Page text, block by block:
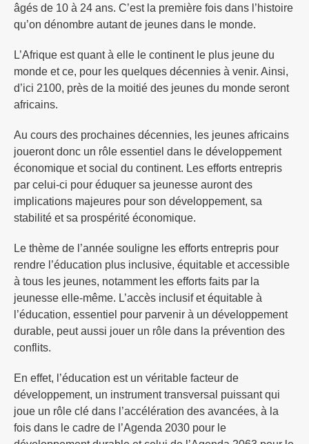
âgés de 10 à 24 ans. C’est la première fois dans l’histoire
qu’on dénombre autant de jeunes dans le monde.
L’Afrique est quant à elle le continent le plus jeune du
monde et ce, pour les quelques décennies à venir. Ainsi,
d’ici 2100, près de la moitié des jeunes du monde seront
africains.
Au cours des prochaines décennies, les jeunes africains
joueront donc un rôle essentiel dans le développement
économique et social du continent. Les efforts entrepris
par celui-ci pour éduquer sa jeunesse auront des
implications majeures pour son développement, sa
stabilité et sa prospérité économique.
Le thème de l’année souligne les efforts entrepris pour
rendre l’éducation plus inclusive, équitable et accessible
à tous les jeunes, notamment les efforts faits par la
jeunesse elle-même. L’accès inclusif et équitable à
l’éducation, essentiel pour parvenir à un développement
durable, peut aussi jouer un rôle dans la prévention des
conflits.
En effet, l’éducation est un véritable facteur de
développement, un instrument transversal puissant qui
joue un rôle clé dans l’accélération des avancées, à la
fois dans le cadre de l’Agenda 2030 pour le